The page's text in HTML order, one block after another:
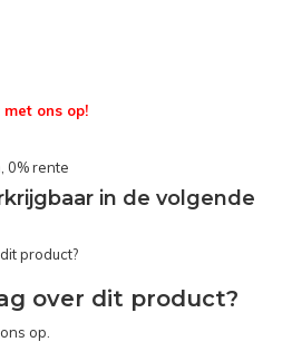
ons op!
0% rente
in de volgende
over dit product?
op.